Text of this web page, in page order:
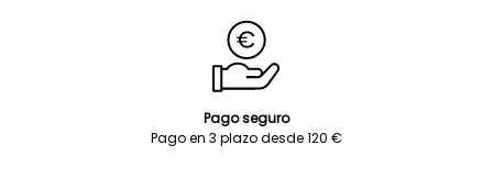
Pago seguro
Pago en 3 plazo desde 120 €